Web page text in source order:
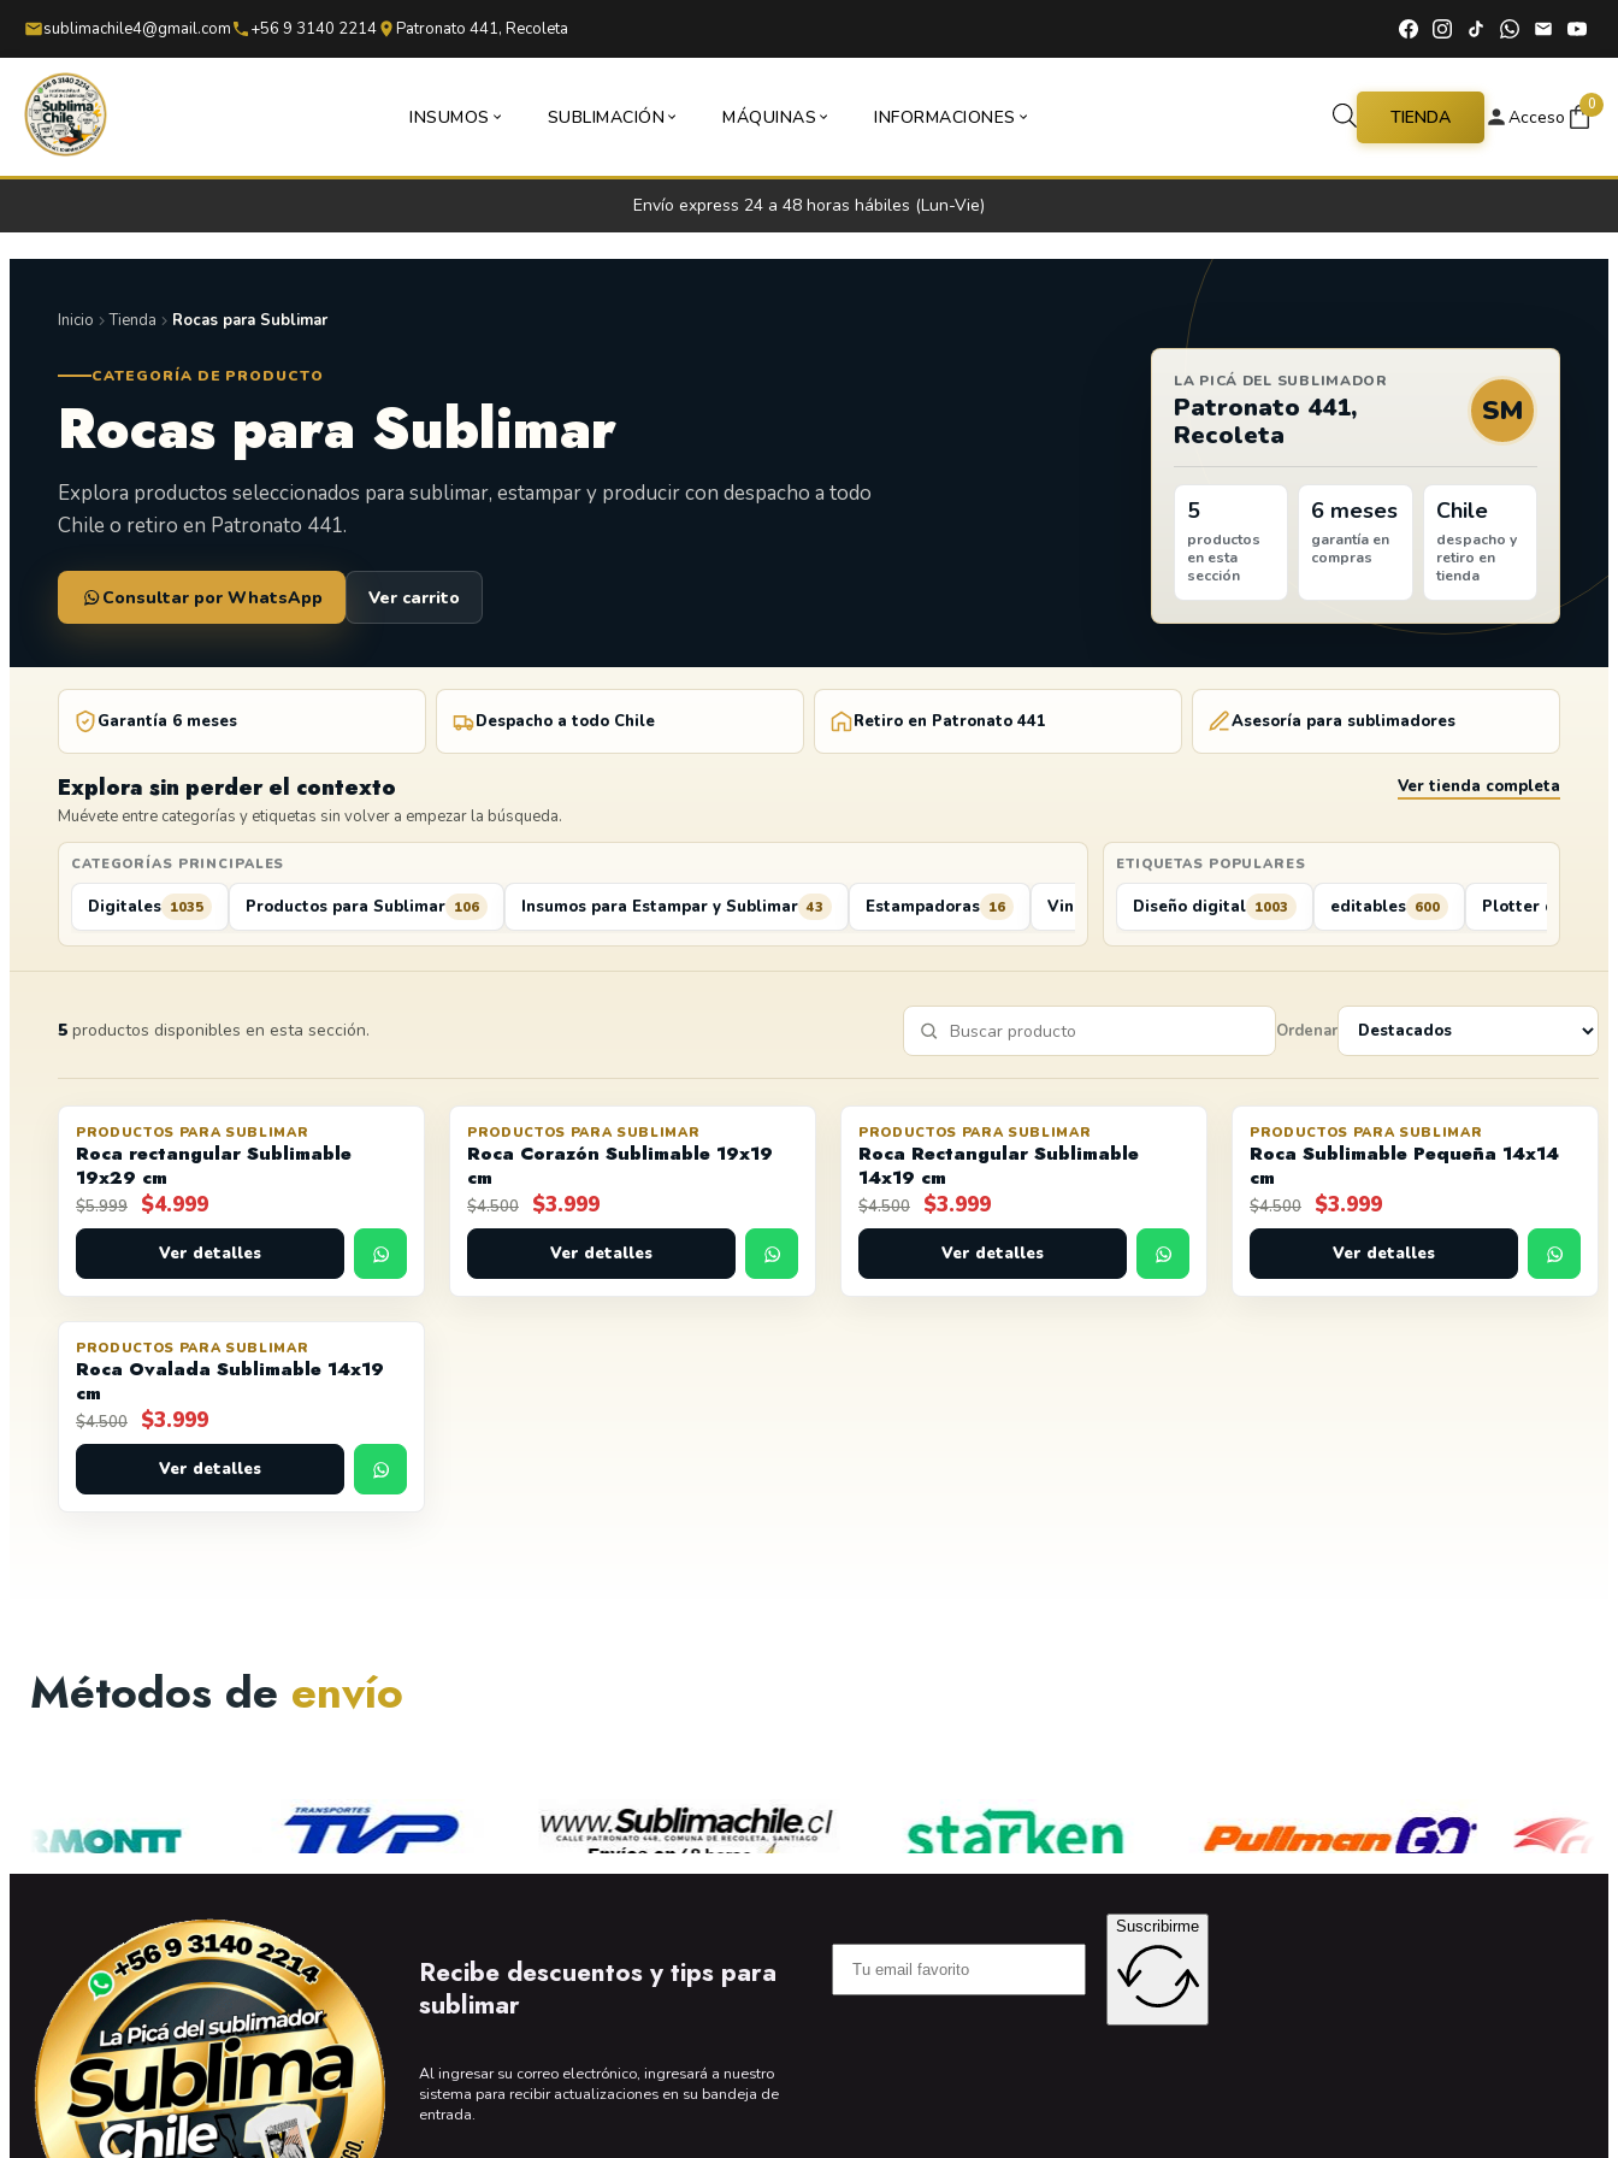
Saltar al contenido principal Saltar al pie de página
sublimachile4@gmail.com +56 9 3140 2214 Patronato 441, Recoleta
INSUMOS SUBLIMACIÓN MÁQUINAS INFORMACIONES TIENDA Acceso
0
Envío express 24 a 48 horas hábiles (Lun-Vie)
Inicio Tienda Rocas para Sublimar
CATEGORÍA DE PRODUCTO
Rocas para Sublimar
Explora productos seleccionados para sublimar, estampar y producir con despacho a todo
Chile o retiro en Patronato 441.
Consultar por WhatsApp Ver carrito
LA PICÁ DEL SUBLIMADOR
Patronato 441,
Recoleta
SM
5
productos
en esta
sección
6 meses
garantía en
compras
Chile
despacho y
retiro en
tienda
Garantía 6 meses Despacho a todo Chile Retiro en Patronato 441 Asesoría para sublimadores
Explora sin perder el contexto
Muévete entre categorías y etiquetas sin volver a empezar la búsqueda.
Ver tienda completa
CATEGORÍAS PRINCIPALES
Digitales 1035 Productos para Sublimar 106 Insumos para Estampar y Sublimar 43 Estampadoras 16 Vinilos Termo Transferible 15 Kits del Sublimador 13
ETIQUETAS POPULARES
Diseño digital 1003 editables 600 Plotter de Corte
5 productos disponibles en esta sección. Ordenar
OFERTA
PRODUCTOS PARA SUBLIMAR
Roca rectangular Sublimable
19x29 cm
$5.999
El
precio
original
era:
$4.999El
precio
actual
es:
Ver detalles
OFERTA
PRODUCTOS PARA SUBLIMAR
Roca Corazón Sublimable 19x19
cm
$4.500
El
precio
original
era:
$3.999El
precio
actual
es:
Ver detalles
OFERTA
PRODUCTOS PARA SUBLIMAR
Roca Rectangular Sublimable
14x19 cm
$4.500
El
precio
original
era:
$3.999El
precio
actual
es:
Ver detalles
OFERTA
PRODUCTOS PARA SUBLIMAR
Roca Sublimable Pequeña 14x14
cm
$4.500
El
precio
original
era:
$3.999El
precio
actual
es:
Ver detalles
OFERTA
PRODUCTOS PARA SUBLIMAR
Roca Ovalada Sublimable 14x19
cm
$4.500
El
precio
original
era:
$3.999El
precio
actual
es:
Ver detalles
Métodos de envío
Recibe descuentos y tips para
sublimar
Al ingresar su correo electrónico, ingresará a nuestro
sistema para recibir actualizaciones en su bandeja de
entrada.
Suscribirme